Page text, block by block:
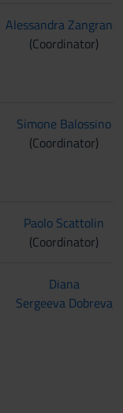
Alessandra Zangrandi
(Coordinator)
Simone Balossino
(Coordinator)
Paolo Scattolin
(Coordinator)
Diana
Sergeeva Dobreva